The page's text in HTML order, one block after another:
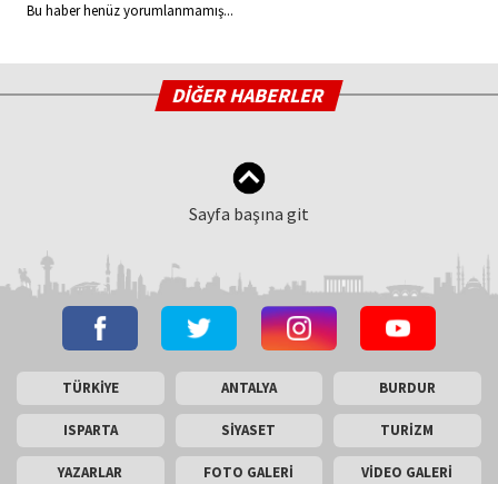
Bu haber henüz yorumlanmamış...
DİĞER HABERLER
Sayfa başına git
TÜRKİYE ANTALYA BURDUR
ISPARTA SİYASET TURİZM
YAZARLAR FOTO GALERİ VİDEO GALERİ